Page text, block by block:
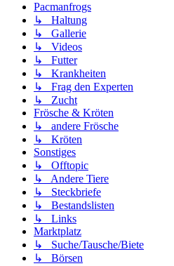
Pacmanfrogs
↳ Haltung
↳ Gallerie
↳ Videos
↳ Futter
↳ Krankheiten
↳ Frag den Experten
↳ Zucht
Frösche & Kröten
↳ andere Frösche
↳ Kröten
Sonstiges
↳ Offtopic
↳ Andere Tiere
↳ Steckbriefe
↳ Bestandslisten
↳ Links
Marktplatz
↳ Suche/Tausche/Biete
↳ Börsen